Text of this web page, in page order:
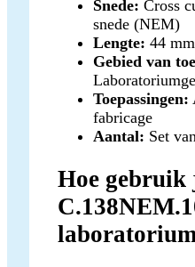
Snede: Cross
snede (NEM)
Lengte: 44 mm
Gebied van
Toepassingen:
fabricage
Aantal: Set
Hoe gebruik